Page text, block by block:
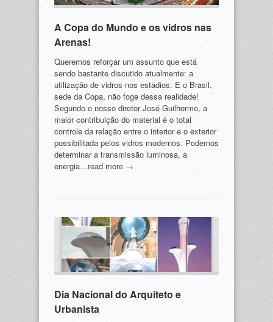
A Copa do Mundo e os vidros nas
Arenas!
Queremos reforçar um assunto que está
sendo bastante discutido atualmente: a
utilização de vidros nos estádios. E o Brasil,
sede da Copa, não foge dessa realidade!
Segundo o nosso diretor José Guilherme, a
maior contribuição do material é o total
controle da relação entre o interior e o exterior
possibilitada pelos vidros modernos. Podemos
determinar a transmissão luminosa, a
energia…read more →
Dia Nacional do Arquiteto e
Urbanista